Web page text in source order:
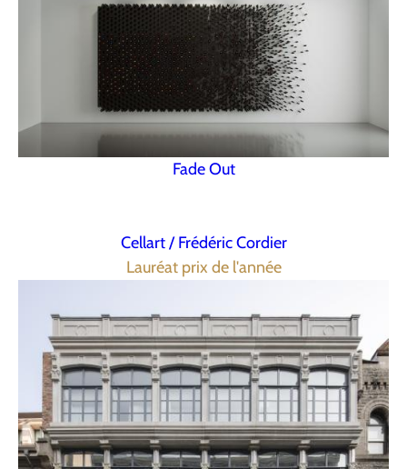
Fade Out
Cellart / Frédéric Cordier
Lauréat prix de l'année